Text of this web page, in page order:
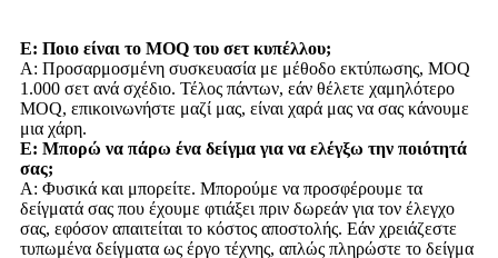
Ε: Ποιο είναι το MOQ του σετ κυπέλλου;
Α: Προσαρμοσμένη συσκευασία με μέθοδο εκτύπωσης, MOQ
1.000 σετ ανά σχέδιο. Τέλος πάντων, εάν θέλετε χαμηλότερο
MOQ, επικοινωνήστε μαζί μας, είναι χαρά μας να σας κάνουμε
μια χάρη.
Ε: Μπορώ να πάρω ένα δείγμα για να ελέγξω την ποιότητά
σας;
Α: Φυσικά και μπορείτε. Μπορούμε να προσφέρουμε τα
δείγματά σας που έχουμε φτιάξει πριν δωρεάν για τον έλεγχο
σας, εφόσον απαιτείται το κόστος αποστολής. Εάν χρειάζεστε
τυπωμένα δείγματα ως έργο τέχνης, απλώς πληρώστε το δείγμα